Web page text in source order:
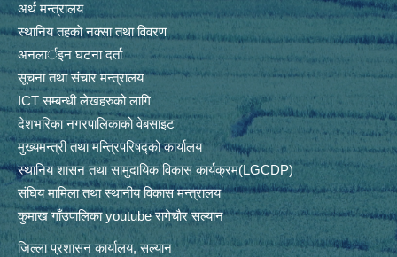
अर्थ मन्त्रालय
स्थानिय तहकाे नक्सा तथा विवरण
अनलार्इन घटना दर्ता
सूचना तथा संचार मन्त्रालय
ICT सम्बन्धी लेखहरुको लागि
देशभरिका नगरपालिकाको वेबसाइट
मुख्यमन्त्री तथा मन्त्रिपरिषद्को कार्यालय
स्थानिय शासन तथा सामुदायिक विकास कार्यक्रम(LGCDP)
संघिय मामिला तथा स्थानीय विकास मन्त्रालय
कुमाख गाँउपालिका youtube रागेचाैर सल्यान
जिल्ला प्रशासन कार्यालय, सल्यान